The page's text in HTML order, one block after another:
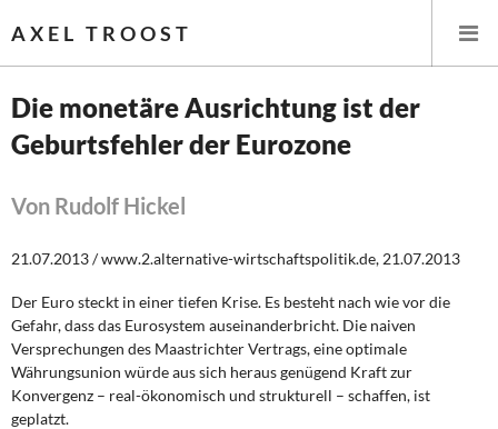
AXEL TROOST
Startseite
Themen
Leitlinien linker Wirtschafts- und Finanzpolitik
Wirtschaftspolitik
Steuer- und Finanzpolitik
Öffentliche Infrastruktur und Daseinsvorsorge
Die monetäre Ausrichtung ist der
Geburtsfehler der Eurozone
Von Rudolf Hickel
21.07.2013 / www.2.alternative-wirtschaftspolitik.de, 21.07.2013
Der Euro steckt in einer tiefen Krise. Es besteht nach wie vor die
Gefahr, dass das Eurosystem auseinanderbricht. Die naiven
Versprechungen des Maastrichter Vertrags, eine optimale
Währungsunion würde aus sich heraus genügend Kraft zur
Konvergenz – real-ökonomisch und strukturell – schaffen, ist
geplatzt.